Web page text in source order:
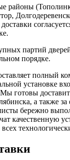
районы
партий
порядке.
полный
установке
готовы
а также за
бережно
качественную